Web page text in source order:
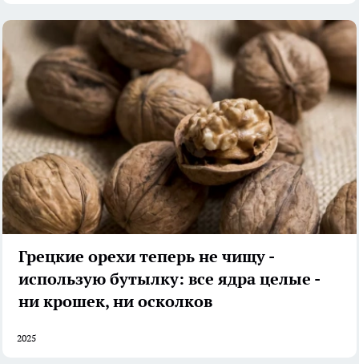
Грецкие орехи теперь не чищу -
использую бутылку: все ядра целые -
ни крошек, ни осколков
2025